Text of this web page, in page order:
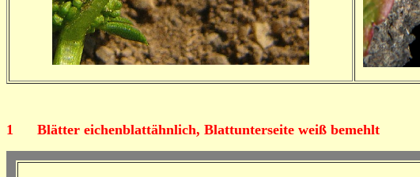
1 Blätter eichenblattähnlich, Blattunterseite weiß bemehlt